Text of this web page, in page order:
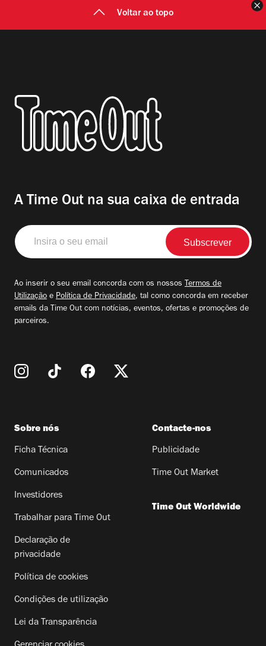
Voltar ao topo
A Time Out na sua caixa de entrada
Insira
o
seu
Ao inserir o seu email concorda com os nossos Termos de
Utilização e Política de Privacidade, tal como concorda em receber
emails da Time Out com notícias, eventos, ofertas e promoções de
parceiros.
Sobre nós
Ficha Técnica
Comunicados
Investidores
Trabalhar para Time Out
Declaração de
privacidade
Política de cookies
Condições de utilização
Lei da Transparência
Contacte-nos
Publicidade
Time Out Market
Time Out Worldwide